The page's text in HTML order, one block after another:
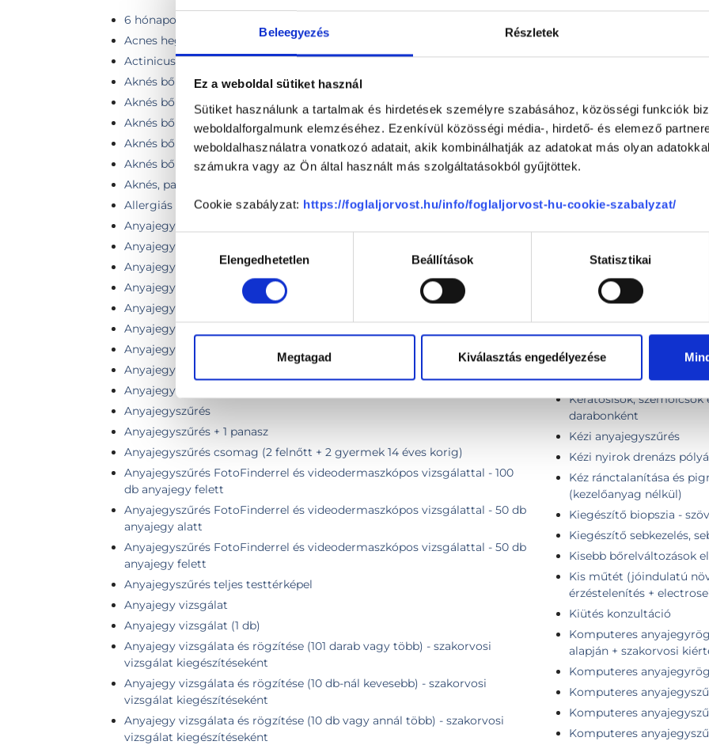
Beleegyezés Részletek
Ez a weboldal sütiket használ
Sütiket használunk a tartalmak és hirdetések személyre szabásához, közösségi funkciók
weboldalforgalmunk elemzéséhez. Ezenkívül közösségi média-, hirdető- és elemező
weboldalhasználatra vonatkozó adatait, akik kombinálhatják az adatokat más olyan
számukra vagy az Ön által használt más szolgáltatásokból gyűjtöttek.
Cookie szabályzat: https://foglaljorvost.hu/info/foglaljorvost-hu-cookie-szabalyzat/
Hozzájárulás
kiválasztásaElengedhetetlen Beállítások Statisztikai
Megtagad Kiválasztás engedélyezése
6 hónapon belüli FotoFinder kontroll (1-3 db anyajegy esetén)
Acnes hegek kezelése pikoszekundumos lézerrel
Actinicus keratosis fagyasztása folyékony nitrogénnel 1 db.
Aknés bőr
Aknés bőrhibák lézeres kezelése
Aknés bőrhibák lézeres kezelése kis régió / vagy néhány db heg kezelése
Aknés bőrhibák lézeres kezelése közepes régió (fél arc nagyságú terület)
Aknés bőrhibák lézeres kezelése nagy régió (teljes arc felület)
Aknés, pattanásos bőr vizsgálata
Allergiás reakció
Anyajegy, bőrdaganatok eltávolítása
Anyajegy, bőrdaganat sebészi eltávolítása
Anyajegy eltávolítás
Anyajegy eltávolítása + szövettan (1 db)
Anyajegy eltávolítása technikailag bonyolult területről
Anyajegy eltávolítása technikailag egyszerű területről
Anyajegy eltávolítása varratszedéssel (1 db) bőrgyógyász szakorvos által
Anyajegy eltávolítása varratszedéssel (2 db) bőrgyógyász szakorvos által
Anyajegy eltávolítása varratszedéssel (3 db) bőrgyógyász szakorvos által
Anyajegyszűrés
Anyajegyszűrés + 1 panasz
Anyajegyszűrés csomag (2 felnőtt + 2 gyermek 14 éves korig)
Anyajegyszűrés FotoFinderrel és videodermaszkópos vizsgálattal - 100
db anyajegy felett
Anyajegyszűrés FotoFinderrel és videodermaszkópos vizsgálattal - 50 db
anyajegy alatt
Anyajegyszűrés FotoFinderrel és videodermaszkópos vizsgálattal - 50 db
anyajegy felett
Anyajegyszűrés teljes testtérképel
Anyajegy vizsgálat
Anyajegy vizsgálat (1 db)
Anyajegy vizsgálata és rögzítése (101 darab vagy több) - szakorvosi
vizsgálat kiegészítéseként
Anyajegy vizsgálata és rögzítése (10 db-nál kevesebb) - szakorvosi
vizsgálat kiegészítéseként
Anyajegy vizsgálata és rögzítése (10 db vagy annál több) - szakorvosi
vizsgálat kiegészítéseként
Jóindulatú
Jóindulatú
Jóindulatú bőrnövedék
Jóindulatú bőrnövedék
Jóindulatú, nem
érzéstelenítővel,
Jóindulatú növedék
Keloid / alopecia
Keloid heg fagyasztása
Keloid heg fagyasztása
Keloid heg fagyasztása
Keloid heg fagyasztása
Kenalog infiltráció
Keratosis eltávolítása
Keratosis eltávolítása
Keratosisok,
darabonként
Kézi anyajegyszűrés
Kézi nyirok drenázs
Kéz ránctalanítása és
(kezelőanyag nélkül)
Kiegészítő biopszia -
Kiegészítő sebkezelés,
Kisebb bőrelváltozások
Kis műtét (jóindulatú
érzéstelenítés +
Kiütés konzultáció
Komputeres anyajegyrögzítés + összehasonlító
alapján + szakorvosi
Komputeres
Komputeres
Komputeres
Komputeres